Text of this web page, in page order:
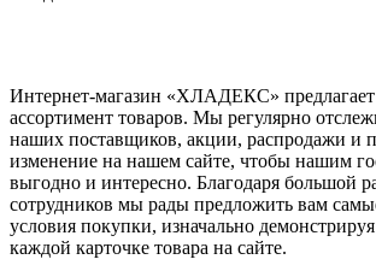
Интернет-магазин «ХЛАДЕКС»
ассортимент товаров. Мы регулярно
наших поставщиков, акции, распродажи и
изменение на нашем сайте, чтобы нашим
выгодно и интересно. Благодаря большой
сотрудников мы рады предложить вам
условия покупки, изначально
каждой карточке товара на сайте.